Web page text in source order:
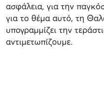
ασφάλεια, για την
για το θέμα αυτό, τη
υπογραμμίζει την
αντιμετωπίζουμε.